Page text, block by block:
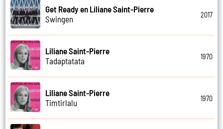
Get Ready en Liliane Saint-Pierre
Swingen
2017
Liliane Saint-Pierre
Tadaptatata
1970
Liliane Saint-Pierre
Timtirlalu
1970